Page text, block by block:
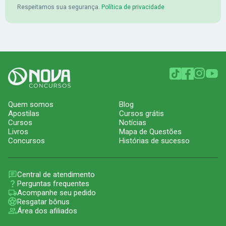
Respeitamos sua segurança. Política de privacidade
Quem somos
Apostilas
Cursos
Livros
Concursos
Blog
Cursos grátis
Notícias
Mapa de Questões
Histórias de sucesso
Central de atendimento
Perguntas frequentes
Acompanhe seu pedido
Resgatar bônus
Área dos afiliados